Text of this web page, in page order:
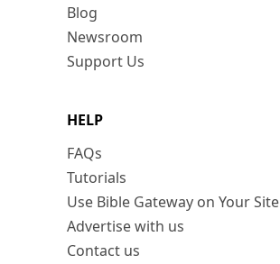
Blog
Newsroom
Support Us
HELP
FAQs
Tutorials
Use Bible Gateway on Your Site
Advertise with us
Contact us